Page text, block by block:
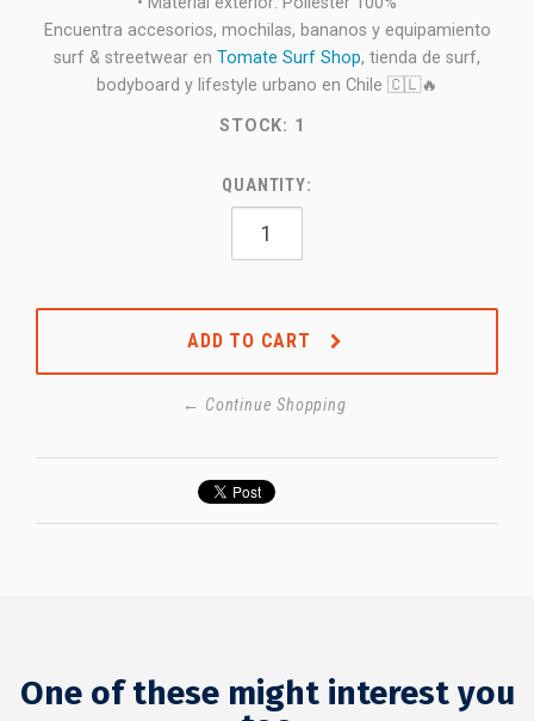
Encuentra accesorios, mochilas, bananos y equipamiento
surf & streetwear en Tomate Surf Shop, tienda de surf,
bodyboard y lifestyle urbano en Chile 🇨🇱🔥
STOCK: 1
QUANTITY:
ADD TO CART
← Continue Shopping
One of these might interest you